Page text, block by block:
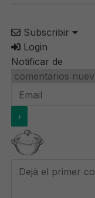
Subscribir
Login
Notificar de